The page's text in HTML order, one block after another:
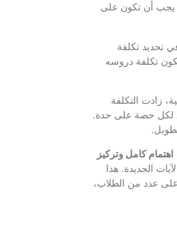
يجب أن تكون على
تحديد تكلفة
تكلفة دروسه
زادت التكلفة
لكل حصة على حدة.
اهتمام كامل وتركيز
الجديدة. هذا
على عدد من الطلاب،